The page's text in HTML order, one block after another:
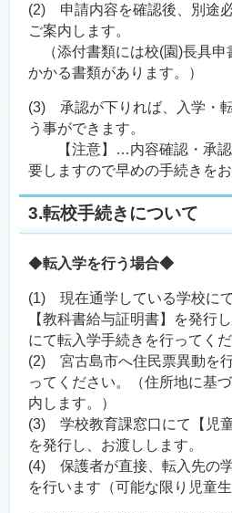
(2) 申請内容を確認後、別途
ご案内します。
（添付書類には校(園)長具申
かかる書類があります。）
(3) 承認が下りれば、入学・
う事ができます。
【注意】…内容確認・承認
要しますので早めの手続きをお
3.転校手続きについて
◆転入学を行う場合◆
(1) 現在通学している学校に
【教科書給与証明書】を発行
にて転入学手続きを行ってくだ
(2) 宮古島市へ住民票異動を
ってください。（住所地に基
内します。）
(3) 学校教育課窓口にて【児童
を発行し、お渡しします。
(4) 保護者が直接、転入先の
を行います（可能な限り児童生